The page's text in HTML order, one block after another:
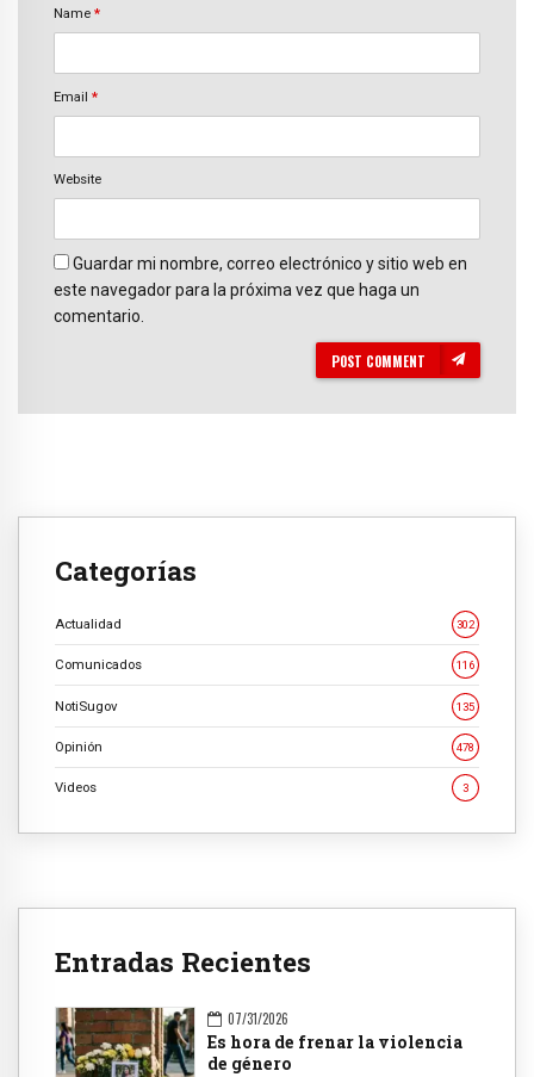
Name *
Email *
Website
Guardar mi nombre, correo electrónico y sitio web en
este navegador para la próxima vez que haga un
comentario.
POST COMMENT
Categorías
Actualidad 302
Comunicados 116
NotiSugov 135
Opinión 478
Videos 3
Entradas Recientes
07/31/2026
Es hora de frenar la violencia
de género